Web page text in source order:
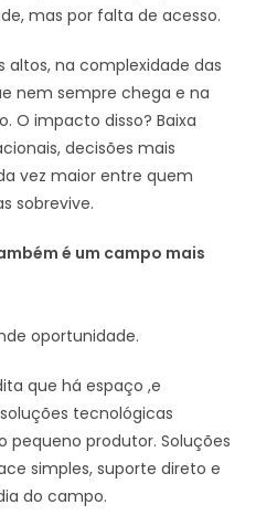
mas por falta de acesso.
altos, na complexidade das
nem sempre chega e na
O impacto disso? Baixa
decisões mais
vez maior entre quem
sobrevive.
é um campo mais
oportunidade.
que há espaço ,e
tecnológicas
pequeno produtor. Soluções
simples, suporte direto e
do campo.